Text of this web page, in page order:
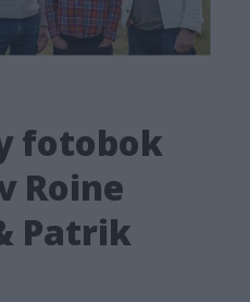
fotobok
Roine
Patrik